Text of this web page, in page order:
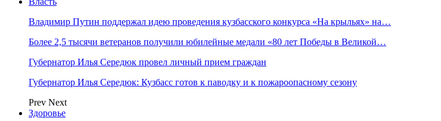
Владимир Путин поддержал идею проведения кузбасского конкурса «На крыльях» на…
Более 2,5 тысячи ветеранов получили юбилейные медали «80 лет Победы в Великой…
Губернатор Илья Середюк провел личный прием граждан
Губернатор Илья Середюк: Кузбасс готов к паводку и к пожароопасному сезону
Prev Next
Здоровье